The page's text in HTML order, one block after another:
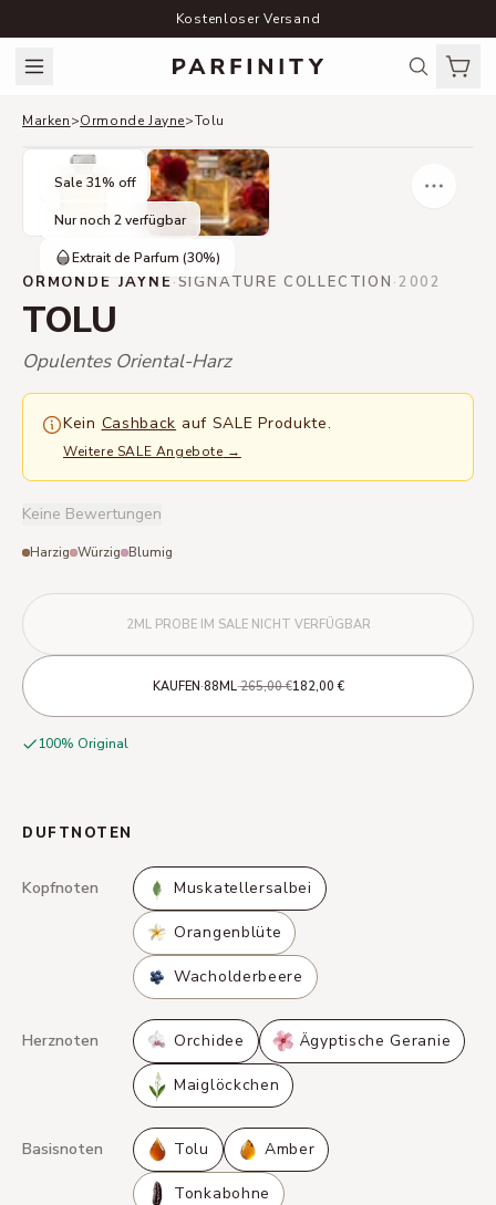
Kostenloser Versand
Marken>Ormonde Jayne>Tolu
Sale 31% off
Nur noch 2 verfügbar
Extrait de Parfum (30%)
ORMONDE JAYNE·SIGNATURE COLLECTION ·2002
TOLU
Opulentes Oriental-Harz
Kein Cashback auf SALE Produkte.
Weitere SALE Angebote →
Keine Bewertungen
Harzig Würzig Blumig
2ML PROBE IM SALE NICHT VERFÜGBAR
KAUFEN·88ML·265,00 €182,00 €
100% Original
DUFTNOTEN
Kopfnoten Muskatellersalbei
Orangenblüte
Wacholderbeere
Herznoten Orchidee Ägyptische Geranie
Maiglöckchen
Basisnoten Tolu Amber
Tonkabohne